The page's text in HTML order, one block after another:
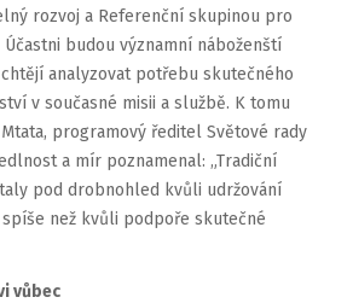
rozvoj a Referenční skupinou pro
budou významní náboženští
analyzovat potřebu skutečného
v současné misii a službě. K tomu
programový ředitel Světové rady
a mír poznamenal: „Tradiční
pod drobnohled kvůli udržování
než kvůli podpoře skutečné
vůbec